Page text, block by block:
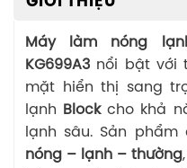
Máy làm nóng
KG699A3 nổi bật với
mặt hiển thị sang
lạnh
Blockcho khả
lạnh sâu. Sản phẩm
nóng – lạnh – thường